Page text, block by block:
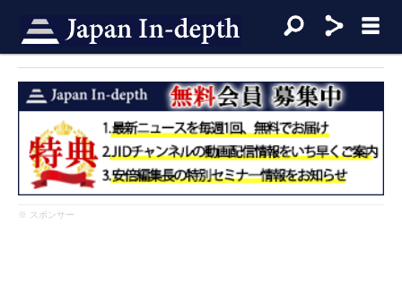
※ スポンサー